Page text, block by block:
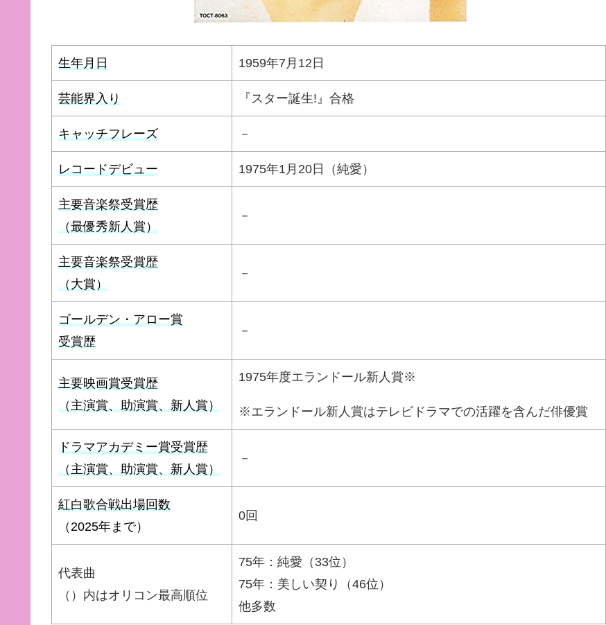
生年月日 1959年7月12日
芸能界入り 『スター誕生!』合格
キャッチフレーズ －
レコードデビュー 1975年1月20日（純愛）
主要音楽祭受賞歴
（最優秀新人賞）
－
主要音楽祭受賞歴
（大賞）
－
ゴールデン・アロー賞
受賞歴
－
主要映画賞受賞歴
（主演賞、助演賞、新人賞）
1975年度エランドール新人賞※
※エランドール新人賞はテレビドラマでの活躍を含んだ俳優賞
ドラマアカデミー賞受賞歴
（主演賞、助演賞、新人賞）
－
紅白歌合戦出場回数
（2025年まで）
0回
代表曲
（）内はオリコン最高順位
75年：純愛（33位）
75年：美しい契り（46位）
他多数